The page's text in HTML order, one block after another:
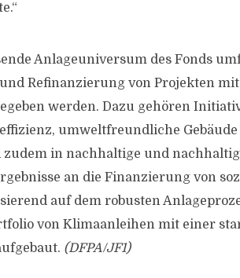
Anlageuniversum des Fonds
Refinanzierung von Projekten
werden. Dazu gehören
umweltfreundliche
zudem in nachhaltige und
an die Finanzierung von
auf dem robusten
von Klimaanleihen mit einer
(DFPA/JF1)